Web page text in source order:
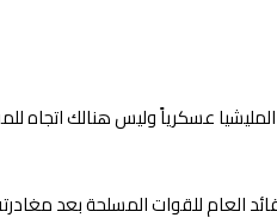
للقوات المسلحة بعد